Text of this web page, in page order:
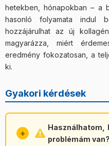
hetekben, hónapokban – a
hasonló folyamata indul
hozzájárulhat az új
magyarázza, miért
eredmény fokozatosan, a
ki.
Gyakori kérdések
Használhatom,
problémám van?